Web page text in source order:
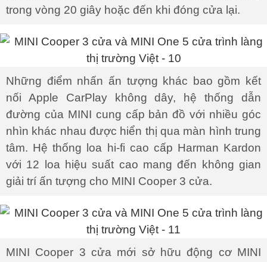
trong vòng 20 giây hoặc đến khi đóng cửa lại.
Những điểm nhấn ấn tượng khác bao gồm kết
nối Apple CarPlay không dây, hệ thống dẫn
đường của MINI cung cấp bản đồ với nhiều góc
nhìn khác nhau được hiển thị qua màn hình trung
tâm. Hệ thống loa hi-fi cao cấp Harman Kardon
với 12 loa hiệu suất cao mang đến không gian
giải trí ấn tượng cho MINI Cooper 3 cửa.
MINI Cooper 3 cửa mới sở hữu động cơ MINI